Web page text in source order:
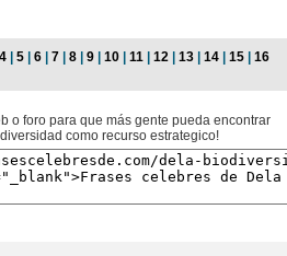
4 | 5 | 6 | 7 | 8 | 9 | 10 | 11 | 12 | 13 | 14 | 15 | 16
o foro para que más gente pueda encontrar
como recurso estrategico!